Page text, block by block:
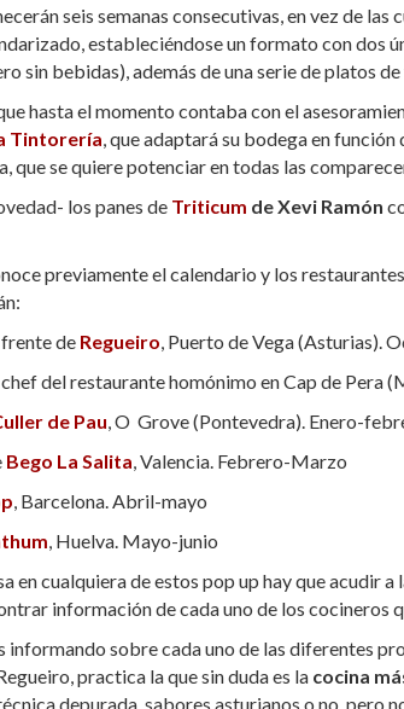
seis semanas consecutivas, en vez de
estableciéndose un formato con dos
sin bebidas), además de una serie de platos
hasta el momento contaba con el
Tintorería , que adaptará su bodega en
que se quiere potenciar en todas las
los panes de Triticum de Xevi Ramón
previamente el calendario y los
de Regueiro , Puerto de Vega (Asturias).
, chef del restaurante homónimo en Cap de
de Pau , O Grove (Pontevedra). Enero-
Bego La Salita , Valencia. Febrero-Marzo
, Barcelona. Abril-mayo
, Huelva. Mayo-junio
en cualquiera de estos pop up hay que acudir a
información de cada uno de los cocineros
sobre cada uno de las diferentes
practica la que sin duda es la cocina
depurada, sabores asturianos o no, pero